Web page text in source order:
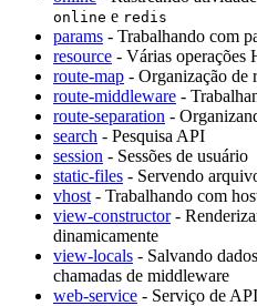
online e redis
params - Trabalhando com
resource - Várias operações
route-map - Organização de
route-middleware -
route-separation -
search - Pesquisa API
session - Sessões de usuário
static-files - Servendo
vhost - Trabalhando com
view-constructor-
dinamicamente
view-locals - Salvando
chamadas de middleware
web-service - Serviço de